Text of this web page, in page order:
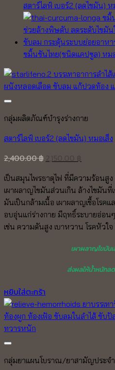
สตาร์ไลฟ์ เบอร์2 (ลดไขมัน) ห
ขมิ้นชันไทย(ชนิดแคปซูล) หม
กลุ่มผลิตภัณฑ์บำรุงร่างกาย
สตาร์ไลฟ์ เบอร์2 (ลดไขมัน) หมอเส็ง
2,400.00฿
was:
2,400.00 ฿.
is:
2,150.00
เป็นสมุนไพรธาตุไฟ ที่มีความร้อนสู
เผาผลาญไขมันส่วนเกิน ล้างไขมันที่
มันเป็นกล้ามเนื้อ เผาผลาญเชื้อโรค
อบอุ่นแก่ร่างกาย มีฤทธิ์ระบายอ่อน
เช่น ความดันสูง เบาหวาน โรคหัวใ
เผาผลาญไขมันเ
ส่งผลให้น้ำหนักล
หยิบใส่ตะกร้า
กลุ่มยาแผนโบราณ/ยาสามัญประจ